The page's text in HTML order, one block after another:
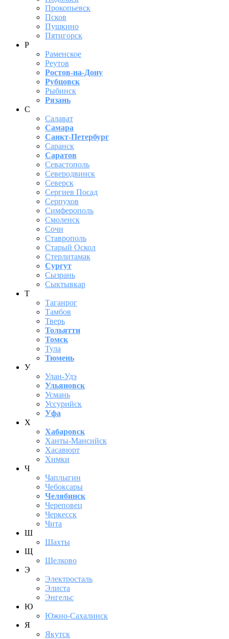
Прокопьевск
Псков
Пушкино
Пятигорск
Р
Раменское
Реутов
Ростов-на-Дону
Рубцовск
Рыбинск
Рязань
С
Салават
Самара
Санкт-Петербург
Саранск
Саратов
Севастополь
Северодвинск
Северск
Сергиев Посад
Серпухов
Симферополь
Смоленск
Сочи
Ставрополь
Старый Оскол
Стерлитамак
Сургут
Сызрань
Сыктывкар
Т
Таганрог
Тамбов
Тверь
Тольятти
Томск
Тула
Тюмень
У
Улан-Удэ
Ульяновск
Усмань
Уссурийск
Уфа
Х
Хабаровск
Ханты-Мансийск
Хасавюрт
Химки
Ч
Чаплыгин
Чебоксары
Челябинск
Череповец
Черкесск
Чита
Ш
Шахты
Щ
Щелково
Э
Электросталь
Элиста
Энгельс
Ю
Южно-Сахалинск
Я
Якутск